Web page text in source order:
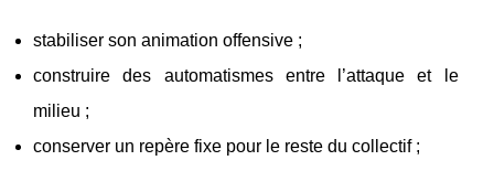
stabiliser son animation offensive ;
construire des automatismes entre l’attaque et le
milieu ;
conserver un repère fixe pour le reste du collectif ;